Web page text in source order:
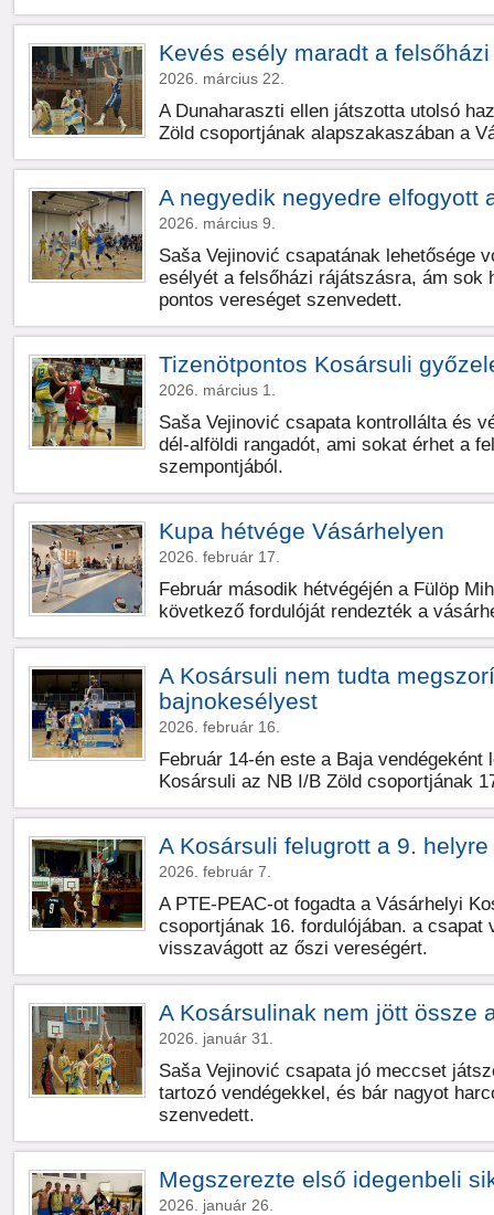
Kevés esély maradt a
2026. március 22.
A Dunaharaszti ellen játszotta utolsó
Zöld csoportjának alapszakaszában a
A negyedik negyedre elfogyott
2026. március 9.
Saša Vejinović csapatának lehetősége
esélyét a felsőházi rájátszásra, ám sok
pontos vereséget szenvedett.
Tizenötpontos Kosársuli
2026. március 1.
Saša Vejinović csapata kontrollálta és
dél-alföldi rangadót, ami sokat érhet a
szempontjából.
Kupa hétvége Vásárhelyen
2026. február 17.
Február második hétvégéjén a Fülöp
következő fordulóját rendezték a
A Kosársuli nem tudta
bajnokesélyest
2026. február 16.
Február 14-én este a Baja vendégeként
Kosársuli az NB I/B Zöld csoportjának
A Kosársuli felugrott a 9.
2026. február 7.
A PTE-PEAC-ot fogadta a Vásárhelyi
csoportjának 16. fordulójában. a csapat
visszavágott az őszi vereségért.
A Kosársulinak nem jött össze
2026. január 31.
Saša Vejinović csapata jó meccset
tartozó vendégekkel, és bár nagyot
szenvedett.
Megszerezte első idegenbeli
2026. január 26.